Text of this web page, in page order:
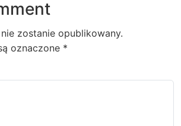
zostanie opublikowany.
oznaczone *